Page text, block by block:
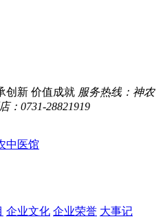
创新 价值成就 服务热线：神农
：0731-28821919
企业文化 企业荣誉 大事记